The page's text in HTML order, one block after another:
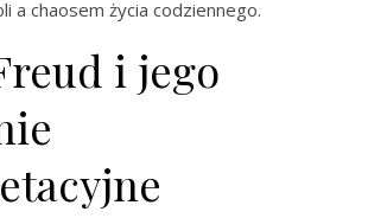
a chaosem życia codziennego.
i jego